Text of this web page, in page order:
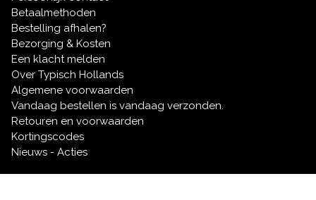
Betaalmethoden
Bestelling afhalen?
Bezorging & Kosten
Een klacht melden
Over Typisch Hollands
Algemene voorwaarden
Vandaag bestellen is vandaag verzonden.
Retouren en voorwaarden
Kortingscodes
Nieuws - Acties